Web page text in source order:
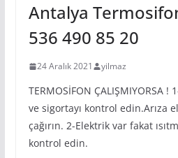
Antalya
536 490 85 20
24 Aralık 2021 yilmaz
TERMOSİFON ÇALIŞMIYORSA !
ve sigortayı kontrol edin.Arıza
çağırın. 2-Elektrik var fakat
kontrol edin.